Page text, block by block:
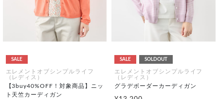
SALE
エレメントオブシンプルライフ
（レディス）
【3buy40%OFF！対象商品】ニッ
ト天竺カーディガン
SALE SOLDOUT
エレメントオブシンプルライフ
（レディス）
グラデボーダーカーディガン